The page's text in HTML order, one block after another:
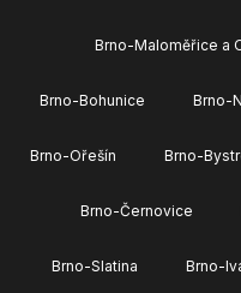
Brno-Maloměřice a
Brno-Bohunice Brno-
Brno-Ořešín Brno-
Brno-Černovice
Brno-Slatina Brno-